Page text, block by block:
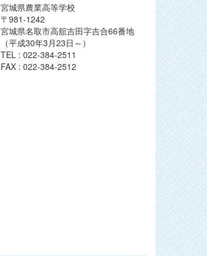
宮城県農業高等学校
〒981-1242
宮城県名取市高舘吉田字吉合66番地
（平成30年3月23日～）
TEL : 022-384-2511
FAX : 022-384-2512